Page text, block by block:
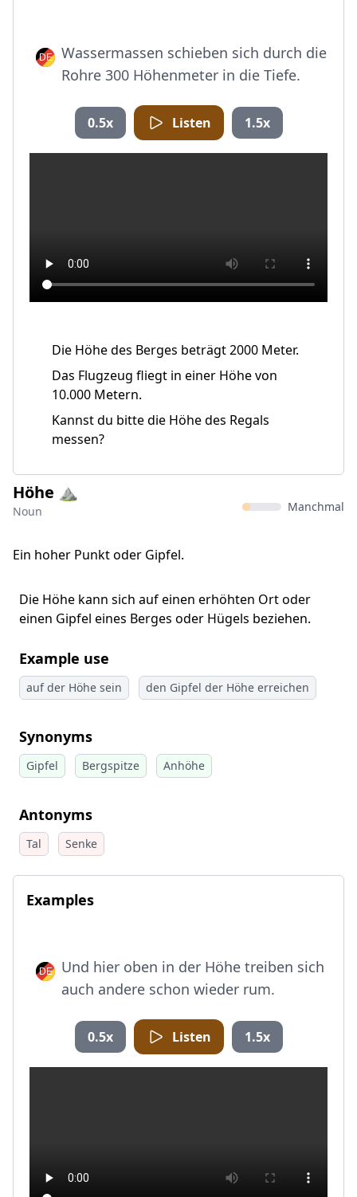
Wassermassen schieben sich durch die
Rohre 300 Höhenmeter in die Tiefe.
0.5x Listen 1.5x
Die Höhe des Berges beträgt 2000 Meter.
Das Flugzeug fliegt in einer Höhe von
10.000 Metern.
Kannst du bitte die Höhe des Regals
messen?
Höhe ⛰️
Noun Manchmal
Ein hoher Punkt oder Gipfel.
Die Höhe kann sich auf einen erhöhten Ort oder
einen Gipfel eines Berges oder Hügels beziehen.
Example use
auf der Höhe sein den Gipfel der Höhe erreichen
Synonyms
Gipfel Bergspitze Anhöhe
Antonyms
Tal Senke
Examples
Und hier oben in der Höhe treiben sich
auch andere schon wieder rum.
0.5x Listen 1.5x